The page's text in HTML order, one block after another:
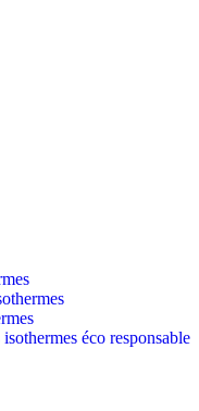
éco responsable